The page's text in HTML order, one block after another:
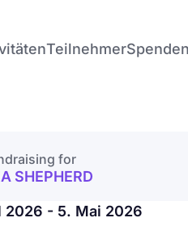
Teilnehmer
for
SHEPHERD
2026 - 5. Mai 2026